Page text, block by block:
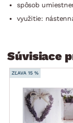
spôsob
využitie:
Súvisiace
ZĽAVA 15 %